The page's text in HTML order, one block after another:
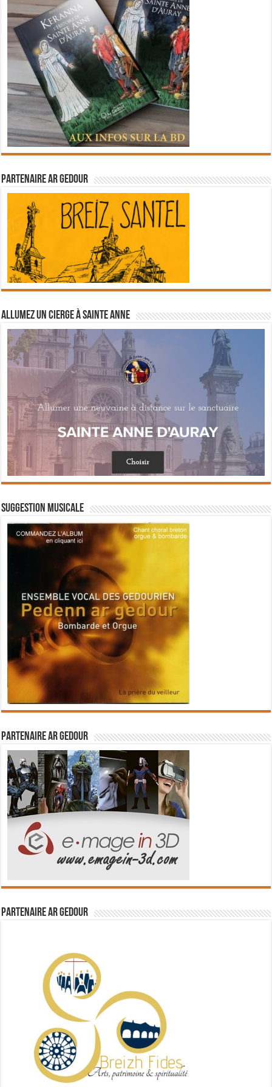
Partenaire Ar Gedour
Allumez un cierge à Sainte Anne
Suggestion musicale
Partenaire Ar Gedour
Partenaire Ar Gedour